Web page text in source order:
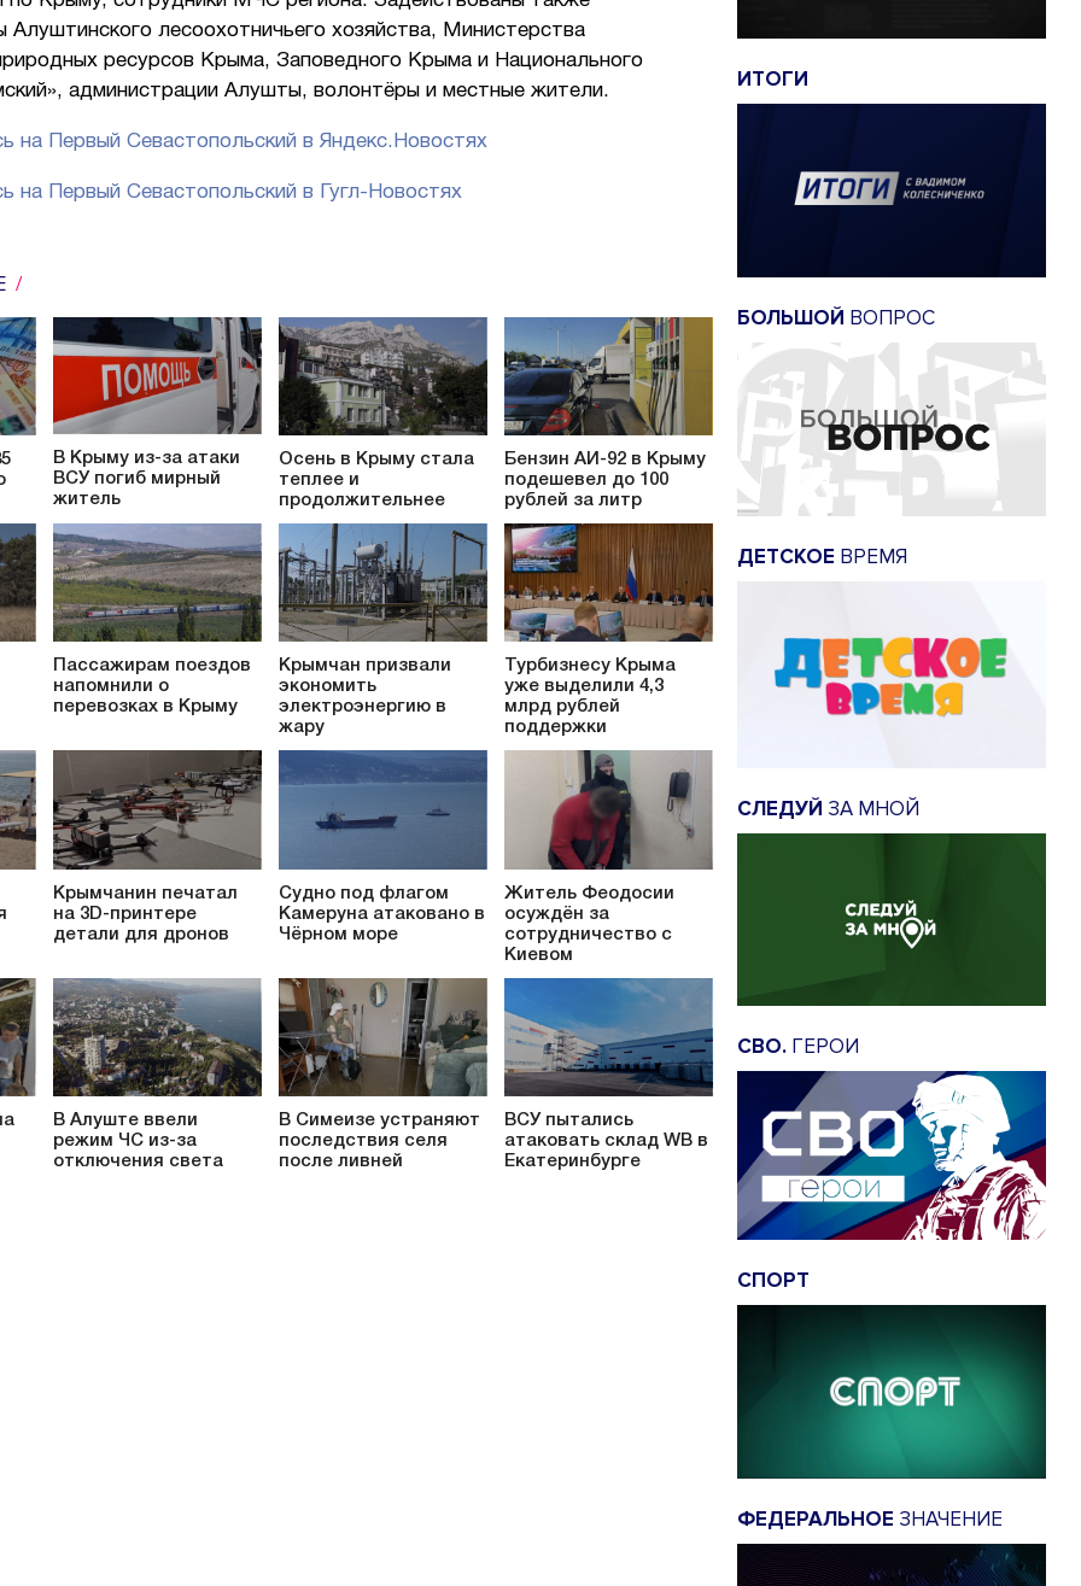
Алуштинского лесоохотничьего хозяйства, Министерства
ресурсов Крыма, Заповедного Крыма и Национального
администрации Алушты, волонтёры и местные жители.
на Первый Севастопольский в Яндекс.Новостях
на Первый Севастопольский в Гугл-Новостях
В Крыму из-за атаки
ВСУ погиб мирный
житель
Осень в Крыму стала
теплее и
продолжительнее
Бензин АИ-92 в Крыму
подешевел до 100
рублей за литр
Пассажирам поездов
напомнили о
перевозках в Крыму
Крымчан призвали
экономить
электроэнергию в
жару
Турбизнесу Крыма
уже выделили 4,3
млрд рублей
поддержки
Крымчанин печатал
на 3D-принтере
детали для дронов
Судно под флагом
Камеруна атаковано в
Чёрном море
Житель Феодосии
осуждён за
сотрудничество с
Киевом
В Алуште ввели
режим ЧС из-за
отключения света
В Симеизе устраняют
последствия селя
после ливней
ВСУ пытались
атаковать склад WB в
Екатеринбурге
ИТОГИ
БОЛЬШОЙ ВОПРОС
ДЕТСКОЕ ВРЕМЯ
СЛЕДУЙ ЗА МНОЙ
СВО. ГЕРОИ
СПОРТ
ФЕДЕРАЛЬНОЕ ЗНАЧЕНИЕ